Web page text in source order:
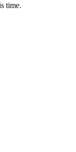
time.